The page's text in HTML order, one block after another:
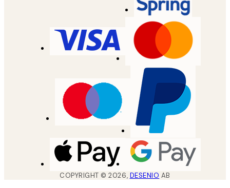
COPYRIGHT ©2026, DESENIO AB